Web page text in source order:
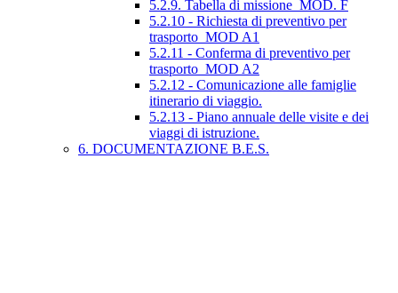
5.2.9. Tabella di missione_MOD. F
5.2.10 - Richiesta di preventivo per
trasporto_MOD A1
5.2.11 - Conferma di preventivo per
trasporto_MOD A2
5.2.12 - Comunicazione alle famiglie
itinerario di viaggio.
5.2.13 - Piano annuale delle visite e dei
viaggi di istruzione.
6. DOCUMENTAZIONE B.E.S.